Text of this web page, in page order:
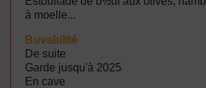
à moelle...
Buvabilité
De suite
Garde jusqu'à 2025
En cave